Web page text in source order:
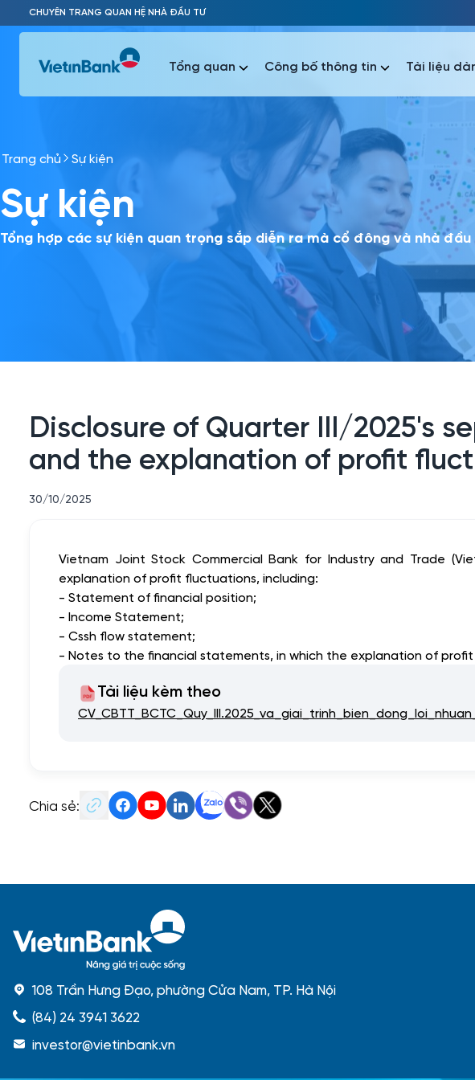
Skip to Main Content
CHUYÊN TRANG QUAN HỆ NHÀ ĐẦU TƯ
Phổ biến nhất
Báo cáo tài chính Thông
Tổng quan Công bố thông tin Tài liệu
Phổ biến nhất
Thông
Trang chủ Sự kiện
Sự kiện
Tổng hợp các sự kiện quan trọng sắp diễn ra mà cổ đông và nhà
Disclosure of Quarter III/2025's
and the explanation of profit
30/10/2025
Vietnam Joint Stock Commercial Bank for Industry and Trade
explanation of profit fluctuations, including:
- Statement of financial position;
- Income Statement;
- Cssh flow statement;
- Notes to the financial statements, in which the explanation of
Tài liệu kèm theo
Chia sẻ:
108 Trần Hưng Đạo, phường Cửa Nam, TP. Hà Nội
(84) 24 3941 3622
investor@vietinbank.vn